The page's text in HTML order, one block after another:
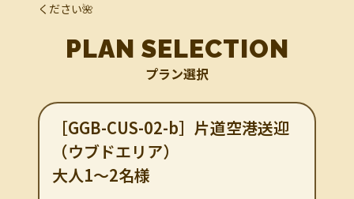
ください🌺
PLAN SELECTION
プラン選択
［GGB-CUS-02-b］片道空港送迎
（ウブドエリア）
大人1～2名様